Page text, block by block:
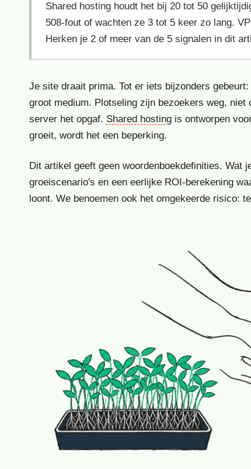
Shared hosting houdt het bij 20 tot 50
508-fout of wachten ze 3 tot 5 keer zo lang.
Herken je 2 of meer van de 5 signalen in dit
Je site draait prima. Tot er iets bijzonders
groot medium. Plotseling zijn bezoekers weg,
server het opgaf. Shared hostingis ontworpen
groeit, wordt het een beperking.
Dit artikel geeft geen woordenboekdefinities. Wat
groeiscenario's en een eerlijke ROI-berekening
loont. We benoemen ook het omgekeerde risico: